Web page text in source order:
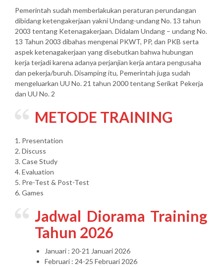
Pemerintah sudah memberlakukan peraturan perundangan
dibidang ketengakerjaan yakni Undang-undang No. 13 tahun
2003 tentang Ketenagakerjaan. Didalam Undang – undang No.
13 Tahun 2003 dibahas mengenai PKWT, PP, dan PKB serta
aspek ketenagakerjaan yang disebutkan bahwa hubungan
kerja terjadi karena adanya perjanjian kerja antara pengusaha
dan pekerja/buruh. Disamping itu, Pemerintah juga sudah
mengeluarkan UU No. 21 tahun 2000 tentang Serikat Pekerja
dan UU No. 2
METODE TRAINING
1. Presentation
2. Discuss
3. Case Study
4. Evaluation
5. Pre-Test & Post-Test
6. Games
Jadwal Diorama Training
Tahun 2026
Januari : 20-21 Januari 2026
Februari : 24-25 Februari 2026